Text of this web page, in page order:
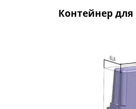
Контейнер для